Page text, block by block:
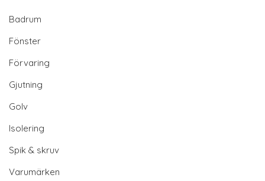
Badrum
Fönster
Förvaring
Gjutning
Golv
Isolering
Spik & skruv
Varumärken